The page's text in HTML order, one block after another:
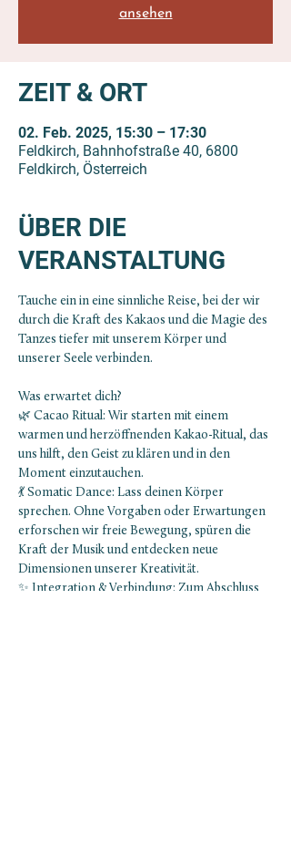
ansehen
ZEIT & ORT
02. Feb. 2025, 15:30 – 17:30
Feldkirch, Bahnhofstraße 40, 6800
Feldkirch, Österreich
ÜBER DIE
VERANSTALTUNG
Tauche ein in eine sinnliche Reise, bei der wir
durch die Kraft des Kakaos und die Magie des
Tanzes tiefer mit unserem Körper und
unserer Seele verbinden.
Was erwartet dich?
🌿 Cacao Ritual: Wir starten mit einem
warmen und herzöffnenden Kakao-Ritual, das
uns hilft, den Geist zu klären und in den
Moment einzutauchen.
💃 Somatic Dance: Lass deinen Körper
sprechen. Ohne Vorgaben oder Erwartungen
erforschen wir freie Bewegung, spüren die
Kraft der Musik und entdecken neue
Dimensionen unserer Kreativität.
✨ Integration & Verbindung: Zum Abschluss